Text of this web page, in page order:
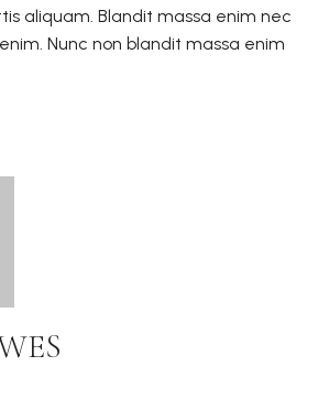
aliquam. Blandit massa enim nec
Nunc non blandit massa enim